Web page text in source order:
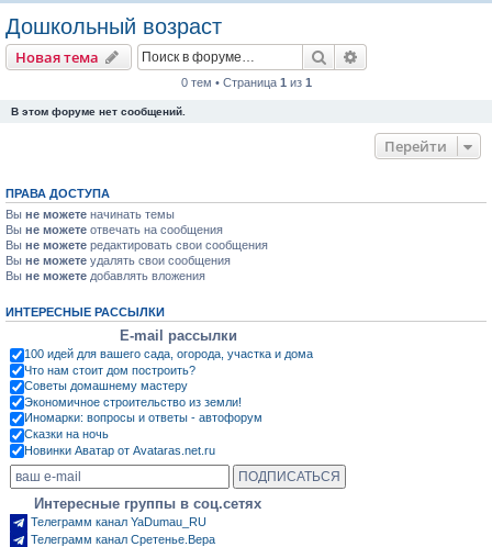
Дошкольный возраст
Новая тема Поиск
0 тем • Страница 1 из 1
В этом форуме нет сообщений.
Перейти
ПРАВА ДОСТУПА
Вы не можете начинать темы
Вы не можете отвечать на сообщения
Вы не можете редактировать свои сообщения
Вы не можете удалять свои сообщения
Вы не можете добавлять вложения
ИНТЕРЕСНЫЕ РАССЫЛКИ
E-mail рассылки
100 идей для вашего сада, огорода, участка и дома
Что нам стоит дом построить?
Советы домашнему мастеру
Экономичное строительство из земли!
Иномарки: вопросы и ответы - автофорум
Сказки на ночь
Новинки Аватар от Avataras.net.ru
Интересные группы в соц.сетях
Телеграмм канал YaDumau_RU
Телеграмм канал Сретенье.Вера